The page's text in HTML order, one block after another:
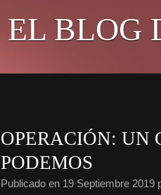
EL BLOG
OPERACIÓN: UN
PODEMOS
Publicado en 19 Septiembre 2019